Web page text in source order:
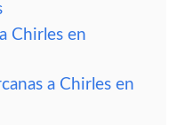
Chirles en
a Chirles en